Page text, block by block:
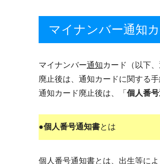
マイナンバー通知
マイナンバー通知カード（以下
廃止後は、通知カードに関する手
通知カード廃止後は、「 個人番
●個人番号通知書とは
個人番号通知書とは、出生等に